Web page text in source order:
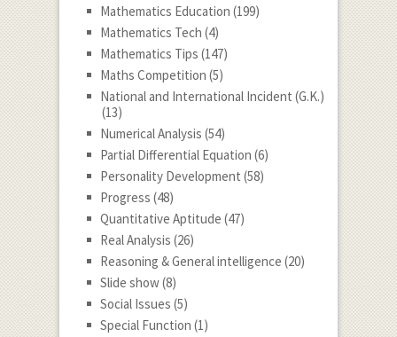
Mathematics Education (199)
Mathematics Tech (4)
Mathematics Tips (147)
Maths Competition (5)
National and International Incident (G.K.)
(13)
Numerical Analysis (54)
Partial Differential Equation (6)
Personality Development (58)
Progress (48)
Quantitative Aptitude (47)
Real Analysis (26)
Reasoning & General intelligence (20)
Slide show(8)
Social Issues (5)
Special Function (1)